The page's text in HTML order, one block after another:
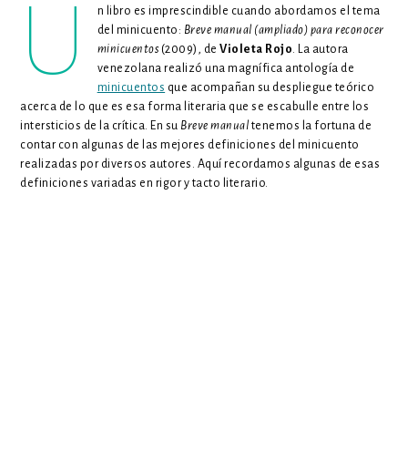
U
n libro es imprescindible cuando abordamos el tema
del minicuento: Breve manual (ampliado) para reconocer
minicuentos (2009), deVioleta Rojo. La autora
venezolana realizó una magnífica antología de
minicuentos que acompañan su despliegue teórico
acerca de lo que es esa forma literaria que se escabulle entre los
intersticios de la crítica. En su Breve manual tenemos la fortuna de
contar con algunas de las mejores definiciones del minicuento
realizadas por diversos autores. Aquí recordamos algunas de esas
definiciones variadas en rigor y tacto literario.